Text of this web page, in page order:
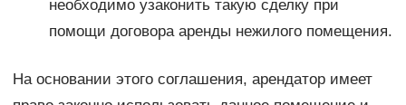
необходимо узаконить такую сделку при
помощи договора аренды нежилого помещения.
На основании этого соглашения, арендатор имеет